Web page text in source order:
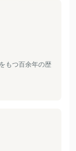
もつ百余年の歴